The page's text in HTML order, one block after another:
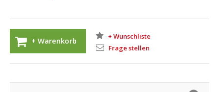
+ Warenkorb
+ Wunschliste
Frage stellen